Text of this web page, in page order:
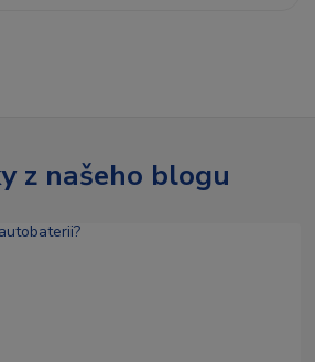
z našeho blogu